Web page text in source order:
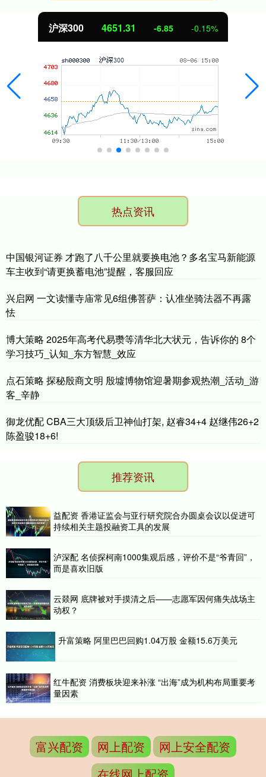
沪深300 4651.31 -6.85 -0.15%
热点资讯
中国银河证券 才跑了八千公里就要换电池？多名宝马新能源
车主收到“请更换蓄电池”提醒，客服回应
兴启网 一文读懂寺庙常见6组佛菩萨：认准坐骑法器不再露
怯
博大策略 2025年高考代易瓒等清华北大状元，告诉你的 8个
学习技巧_认知_东方智慧_效应
点石策略 探秘殷商文明 殷墟博物馆迎暑期参观热潮_活动_游
客_辛静
御龙优配 CBA三大顶级后卫神仙打架, 赵睿34+4 赵继伟26+2
陈盈骏18+6!
推荐资讯
益配资 香港证监会与亚行研究院合办圆桌会议以促进可
持续相关主题投融资工具的发展
泸深配 名侦探柯南1000集观后感，评价不是“爷青回”，
而是喜欢旧版
云燚网 底牌被对手摸清之后——志愿军因何痛失战场主
动权？
升富策略 阿里巴巴回购1.04万股 金额15.6万美元
红牛配资 消费板块迎来补涨 “出海”成为机构布局重要考
量因素
富兴配资 网上配资
网上安全配资